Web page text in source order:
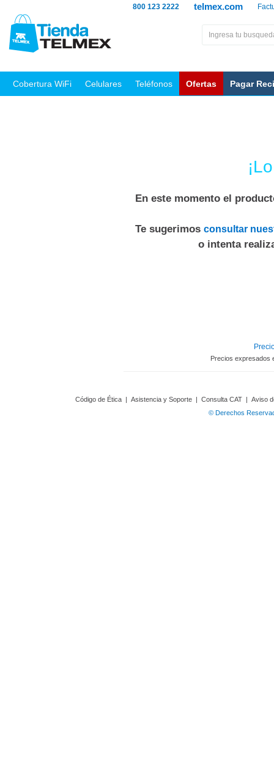
telmex.com
800 123 2222
Cobertura WiFi Celulares Teléfonos Ofertas Pagar
En este momento el
Te sugerimos consultar
o intenta
Precios expresados
Código de Ética | Asistencia y Soporte | Consulta CAT | Aviso
© Derechos